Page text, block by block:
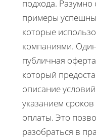
подхода.
примеры
которые
компаниями.
публичная
который
описание
указанием
оплаты. Это
разобраться в